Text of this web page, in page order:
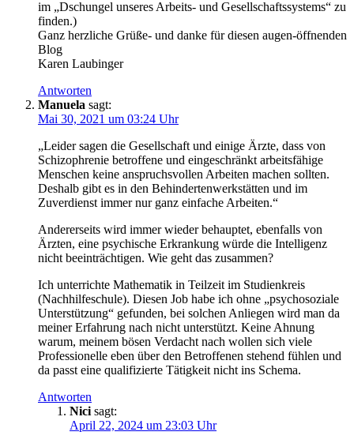
im „Dschungel unseres Arbeits- und Gesellschaftssystems“ zu
finden.)
Ganz herzliche Grüße- und danke für diesen augen-öffnenden
Blog
Karen Laubinger
Antworten
Manuela sagt:
Mai 30, 2021 um 03:24 Uhr
„Leider sagen die Gesellschaft und einige Ärzte, dass von
Schizophrenie betroffene und eingeschränkt arbeitsfähige
Menschen keine anspruchsvollen Arbeiten machen sollten.
Deshalb gibt es in den Behindertenwerkstätten und im
Zuverdienst immer nur ganz einfache Arbeiten.“
Andererseits wird immer wieder behauptet, ebenfalls von
Ärzten, eine psychische Erkrankung würde die Intelligenz
nicht beeinträchtigen. Wie geht das zusammen?
Ich unterrichte Mathematik in Teilzeit im Studienkreis
(Nachhilfeschule). Diesen Job habe ich ohne „psychosoziale
Unterstützung“ gefunden, bei solchen Anliegen wird man da
meiner Erfahrung nach nicht unterstützt. Keine Ahnung
warum, meinem bösen Verdacht nach wollen sich viele
Professionelle eben über den Betroffenen stehend fühlen und
da passt eine qualifizierte Tätigkeit nicht ins Schema.
Antworten
Nici sagt:
April 22, 2024 um 23:03 Uhr